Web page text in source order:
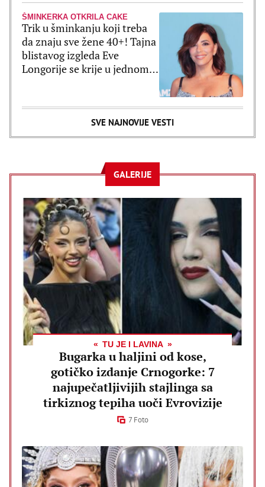
ŠMINKERKA OTKRILA CAKE
Trik u šminkanju koji treba
da znaju sve žene 40+! Tajna
blistavog izgleda Eve
Longorije se krije u jednom
SVE NAJNOVIJE VESTI
GALERIJE
TU JE I LAVINA
Bugarka u haljini od kose,
gotičko izdanje Crnogorke: 7
najupečatljivijih stajlinga sa
tirkiznog tepiha uoči Evrovizije
7 Foto